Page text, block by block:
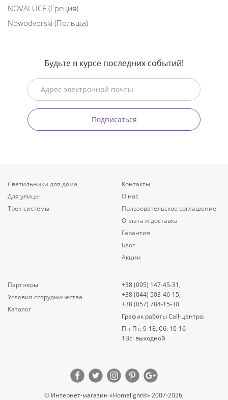
NOVALUCE (Греция)
Nowodvorski (Польша)
Будьте в курсе последних событий!
Подписаться
Светильники для дома
Для улицы
Трек-системы
Контакты
О нас
Пользовательское соглашение
Оплата и доставка
Гарантия
Блог
Акции
Партнеры
Условия сотрудничества
Каталог
+38 (095) 147-45-31,
+38 (044) 503-46-15,
+38 (057) 784-15-30
График работы Call-центра:
Пн-Пт: 9-18, Сб: 10-16
1Вс: выходной
© Интернет-магазин «Homelight®» 2007-2026,